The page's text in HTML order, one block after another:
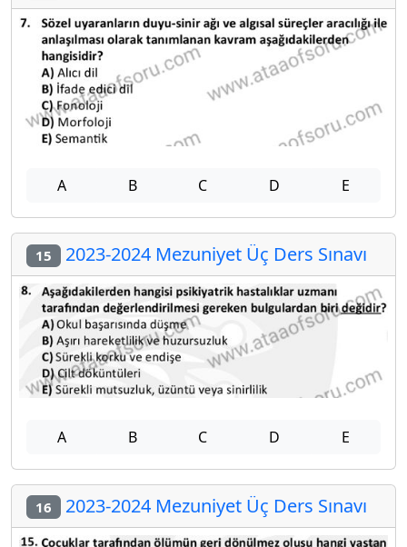
A B C D E
15 2023-2024 Mezuniyet Üç Ders Sınavı
A B C D E
16 2023-2024 Mezuniyet Üç Ders Sınavı